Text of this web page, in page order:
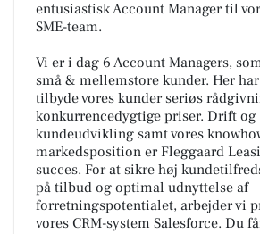
entusiastisk Account Manager til
SME-team.
Vi er i dag 6 Account Managers,
små & mellemstore kunder. Her
tilbyde vores kunder seriøs
konkurrencedygtige priser. Drift
kundeudvikling samt vores
markedsposition er Fleggaard
succes. For at sikre høj
på tilbud og optimal udnyttelse af
forretningspotentialet, arbejder vi
vores CRM-system Salesforce. Du